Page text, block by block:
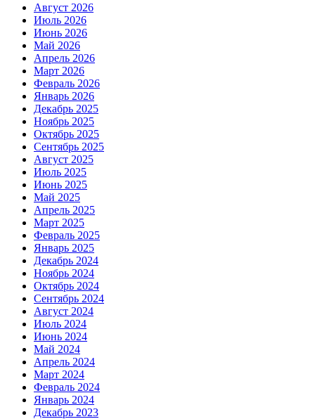
Август 2026
Июль 2026
Июнь 2026
Май 2026
Апрель 2026
Март 2026
Февраль 2026
Январь 2026
Декабрь 2025
Ноябрь 2025
Октябрь 2025
Сентябрь 2025
Август 2025
Июль 2025
Июнь 2025
Май 2025
Апрель 2025
Март 2025
Февраль 2025
Январь 2025
Декабрь 2024
Ноябрь 2024
Октябрь 2024
Сентябрь 2024
Август 2024
Июль 2024
Июнь 2024
Май 2024
Апрель 2024
Март 2024
Февраль 2024
Январь 2024
Декабрь 2023